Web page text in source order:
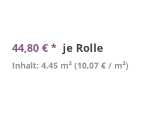
44,80 € * je Rolle
Inhalt: 4,45 m² (10,07 € / m²)